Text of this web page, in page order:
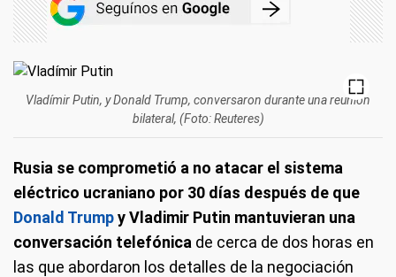
Vladímir Putin, y Donald Trump, conversaron durante una reunión
bilateral, (Foto: Reuteres)
Rusia se comprometió a no atacar el sistema
eléctrico ucraniano por 30 días después de que
Donald Trumpy Vladimir Putin mantuvieran una
conversación telefónica de cerca de dos horas en
las que abordaron los detalles de la negociación